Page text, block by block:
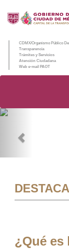
CDMX/Organismo Público
Transparencia
Trámites y Servicios
Atención Ciudadana
Web e-mail PAOT
¿Qué es